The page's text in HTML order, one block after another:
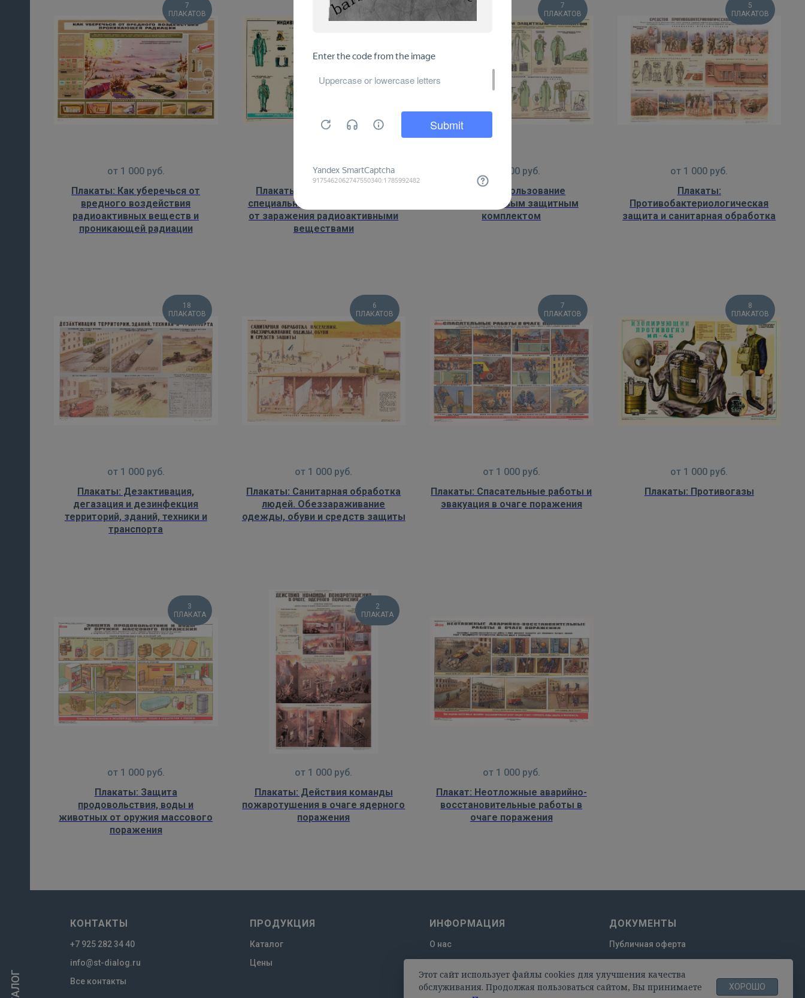
Этот сайт использует файлы cookies для улучшения качества
обслуживания. Продолжая пользоваться сайтом, Вы принимаете
ХОРОШО
7
ПЛАКАТОВ
от 1 000 руб.
Плакаты: Как уберечься от
вредного воздействия
радиоактивных веществ и
проникающей радиации
ПЛАКАТОВ
1 000 руб.
Плакаты: Индивидуальные и
специальные средства защиты
от заражения радиоактивными
веществами
7
ПЛАКАТОВ
1 000 руб.
Плакаты: Пользование
общевойсковым защитным
комплектом
5
ПЛАКАТОВ
от 1 000 руб.
Плакаты:
Противобактериологическая
защита и санитарная обработка
18
ПЛАКАТОВ
от 1 000 руб.
Плакаты: Дезактивация,
дегазация и дезинфекция
территорий, зданий, техники и
транспорта
6
ПЛАКАТОВ
от 1 000 руб.
Плакаты: Санитарная обработка
людей. Обеззараживание
одежды, обуви и средств защиты
7
ПЛАКАТОВ
от 1 000 руб.
Плакаты: Спасательные работы и
эвакуация в очаге поражения
8
ПЛАКАТОВ
от 1 000 руб.
Плакаты: Противогазы
3
ПЛАКАТА
от 1 000 руб.
Плакаты: Защита
продовольствия, воды и
животных от оружия массового
поражения
2
ПЛАКАТА
от 1 000 руб.
Плакаты: Действия команды
пожаротушения в очаге ядерного
поражения
от 1 000 руб.
Плакат: Неотложные аварийно-
восстановительные работы в
очаге поражения
КОНТАКТЫ
+7 925 282 34 40
info@st-dialog.ru
Все контакты
ПРОДУКЦИЯ
Каталог
Цены
ИНФОРМАЦИЯ
О нас
Оплата и доставка
ДОКУМЕНТЫ
Публичная оферта
Политика конфиденциальности